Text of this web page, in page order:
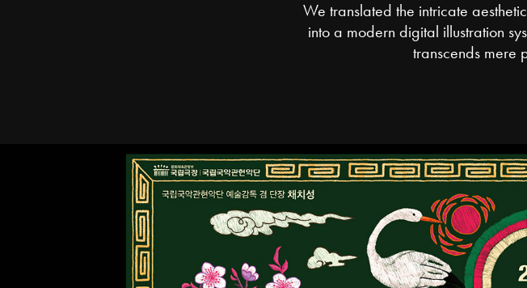
We translated the intricate
into a modern digital illustration
transcends mere